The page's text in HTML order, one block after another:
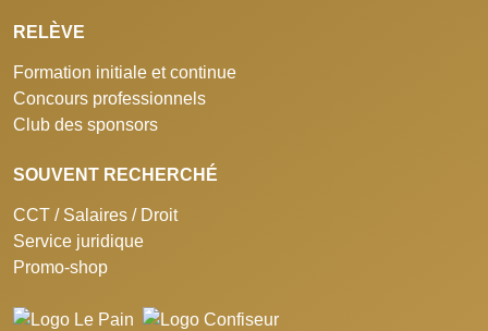
RELÈVE
Formation initiale et continue
Concours professionnels
Club des sponsors
SOUVENT RECHERCHÉ
CCT / Salaires / Droit
Service juridique
Promo-shop